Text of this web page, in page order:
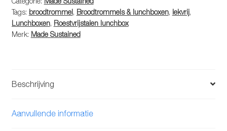
sillicone
deksel
aantal
Tags: broodtrommel, Broodtrommels & lunchboxen, lekvrij,
Lunchboxen, Roestvrijstalen lunchbox
Merk: Made Sustained
Beschrijving
Aanvullende informatie